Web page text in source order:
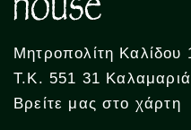
Μητροπολίτη Καλίδου
Τ.Κ. 551 31
Βρείτε μας στο χάρτη